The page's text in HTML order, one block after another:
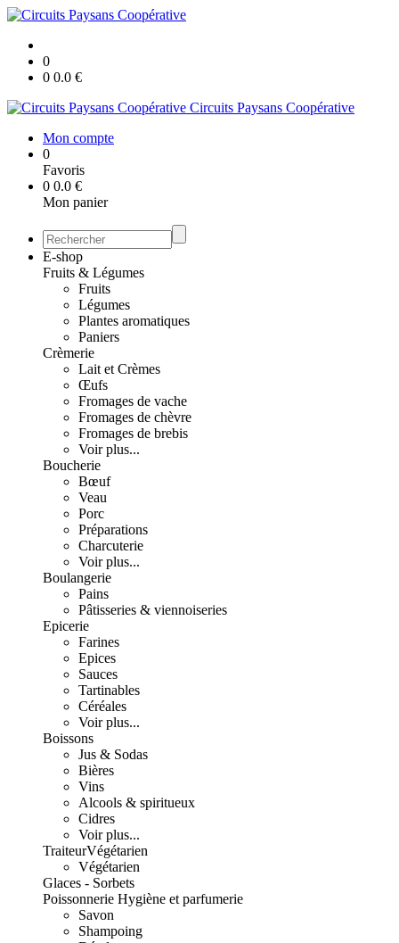
0
0 0.0 €
Circuits Paysans Coopérative
Mon compte
0
Favoris
0 0.0 €
Mon panier
E-shop
Fruits & Légumes
Fruits
Légumes
Plantes aromatiques
Paniers
Crèmerie
Lait et Crèmes
Œufs
Fromages de vache
Fromages de chèvre
Fromages de brebis
Voir plus...
Boucherie
Bœuf
Veau
Porc
Préparations
Charcuterie
Voir plus...
Boulangerie
Pains
Pâtisseries & viennoiseries
Epicerie
Farines
Epices
Sauces
Tartinables
Céréales
Voir plus...
Boissons
Jus & Sodas
Bières
Vins
Alcools & spiritueux
Cidres
Voir plus...
TraiteurVégétarien
Végétarien
Glaces - Sorbets
Poissonnerie Hygiène et parfumerie
Savon
Shampoing